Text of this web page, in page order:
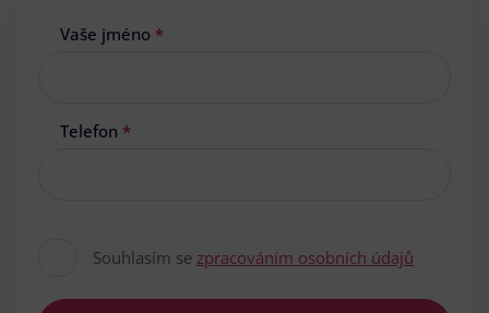
Vaše jméno *
Telefon *
Souhlasím se zpracováním osobních údajů